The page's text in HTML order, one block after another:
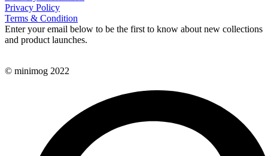
Privacy Policy
Terms & Condition
Enter your email below to be the first to know about new collections
and product launches.
© minimog 2022